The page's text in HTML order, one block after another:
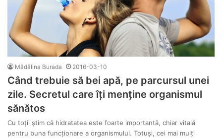
Mădălina Burada 2016-03-10
Când trebuie să bei apă, pe parcursul unei
zile. Secretul care îți menține organismul
sănătos
Cu toții știm că hidratatea este foarte importantă, chiar vitală
pentru buna funcționare a organismului. Totuși, cei mai mulți